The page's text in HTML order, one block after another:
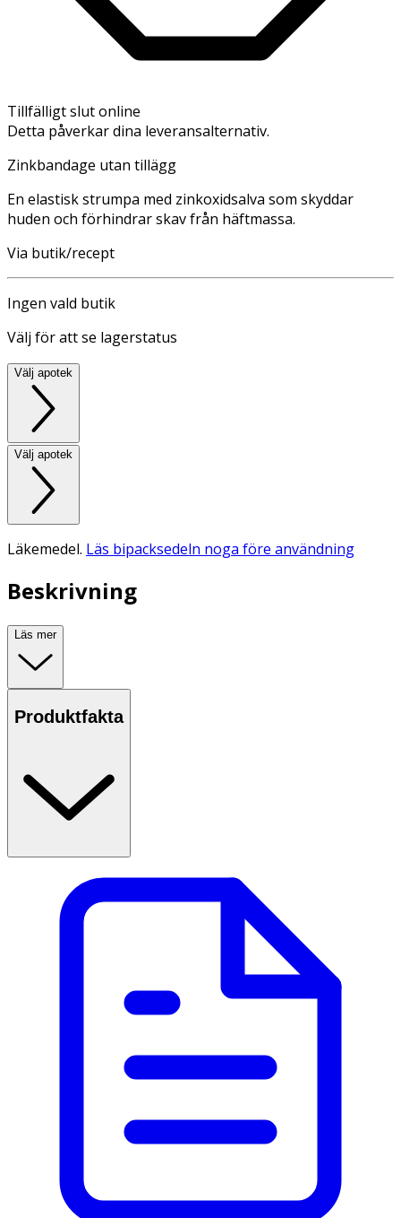
Tillfälligt slut online
Detta påverkar dina leveransalternativ.
Zinkbandage utan tillägg
En elastisk strumpa med zinkoxidsalva som skyddar
huden och förhindrar skav från häftmassa.
Via butik/recept
Ingen vald butik
Välj för att se lagerstatus
Välj apotek
Välj apotek
Läkemedel. Läs bipacksedeln noga före användning
Beskrivning
Läs mer
Produktfakta